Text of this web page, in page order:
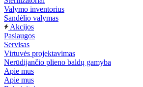
Valymo inventorius
Sandėlio valymas
Akcijos
Paslaugos
Servisas
Virtuvės projektavimas
Nerūdijančio plieno baldų gamyba
Apie mus
Apie mus